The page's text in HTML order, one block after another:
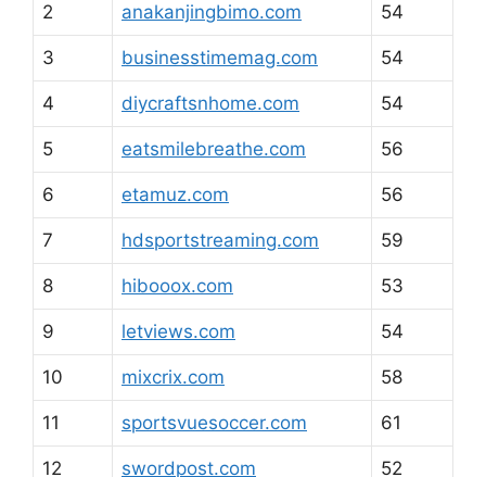
2 anakanjingbimo.com 54
3 businesstimemag.com 54
4 diycraftsnhome.com 54
5 eatsmilebreathe.com 56
6 etamuz.com 56
7 hdsportstreaming.com 59
8 hibooox.com 53
9 letviews.com 54
10 mixcrix.com 58
11 sportsvuesoccer.com 61
12 swordpost.com 52